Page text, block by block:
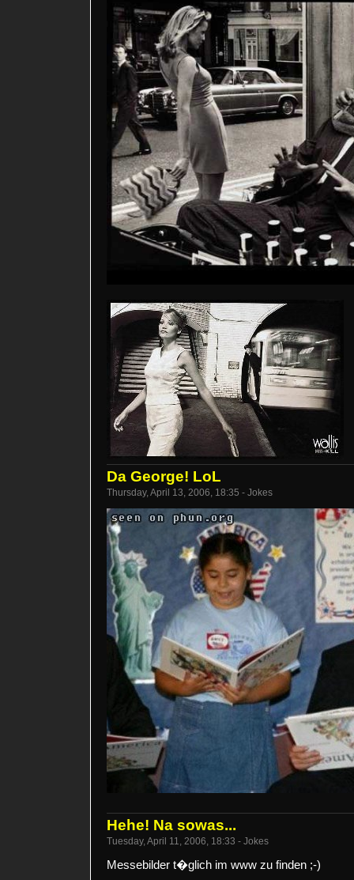
Da George! LoL
Thursday, April 13, 2006, 18:35 - Jokes
Hehe! Na sowas...
Tuesday, April 11, 2006, 18:33 - Jokes
Messebilder t�glich im www zu finden ;-)